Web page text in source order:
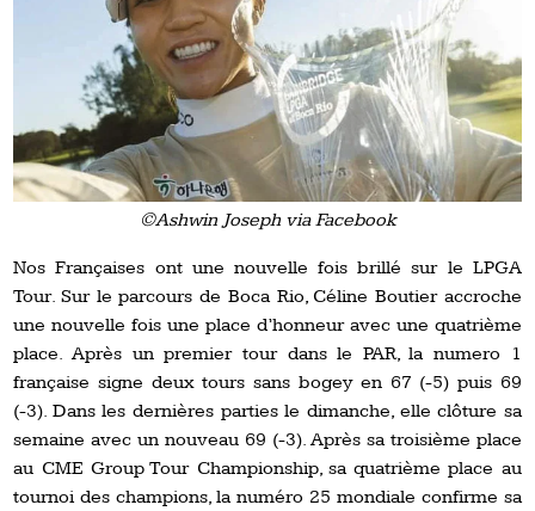
©Ashwin Joseph via Facebook
Nos Françaises ont une nouvelle fois brillé sur le LPGA
Tour. Sur le parcours de Boca Rio, Céline Boutier accroche
une nouvelle fois une place d’honneur avec une quatrième
place. Après un premier tour dans le PAR, la numero 1
française signe deux tours sans bogey en 67 (-5) puis 69
(-3). Dans les dernières parties le dimanche, elle clôture sa
semaine avec un nouveau 69 (-3). Après sa troisième place
au CME Group Tour Championship, sa quatrième place au
tournoi des champions, la numéro 25 mondiale confirme sa